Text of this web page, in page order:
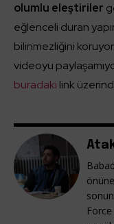
olumlu eleştiriler
eğlenceli duran
bilinmezliğini
videoyu
buradaki link